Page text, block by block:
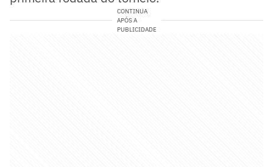
CONTINUA
APÓS A
PUBLICIDADE